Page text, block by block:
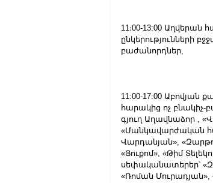
11։00-13:00 Աղվերան
ընկերությունների
բաժանորդներ,
11:00-17:00 Աբովյան
հարակից ոչ
գյուղ Աղավնաձոր ,
«Մանկավարժական
Վարդանյան»,
«Յուքոմ», «Թիմ
սեփականատերեր՝
«Ռոման Մուրադյան»,